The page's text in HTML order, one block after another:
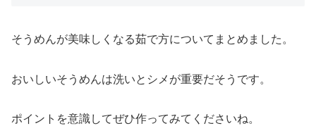
そうめんが美味しくなる茹で方についてまとめました。
おいしいそうめんは洗いとシメが重要だそうです。
ポイントを意識してぜひ作ってみてくださいね。